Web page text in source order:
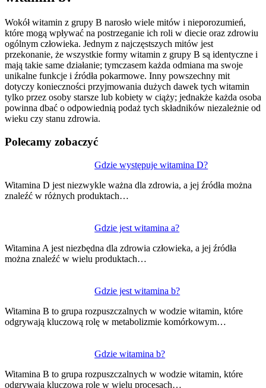
Wokół witamin z grupy B narosło wiele mitów i nieporozumień,
które mogą wpływać na postrzeganie ich roli w diecie oraz zdrowiu
ogólnym człowieka. Jednym z najczęstszych mitów jest
przekonanie, że wszystkie formy witamin z grupy B są identyczne i
mają takie same działanie; tymczasem każda odmiana ma swoje
unikalne funkcje i źródła pokarmowe. Inny powszechny mit
dotyczy konieczności przyjmowania dużych dawek tych witamin
tylko przez osoby starsze lub kobiety w ciąży; jednakże każda osoba
powinna dbać o odpowiednią podaż tych składników niezależnie od
wieku czy stanu zdrowia.
Polecamy zobaczyć
Gdzie występuje witamina D?
Witamina D jest niezwykle ważna dla zdrowia, a jej źródła można
znaleźć w różnych produktach…
Gdzie jest witamina a?
Witamina A jest niezbędna dla zdrowia człowieka, a jej źródła
można znaleźć w wielu produktach…
Gdzie jest witamina b?
Witamina B to grupa rozpuszczalnych w wodzie witamin, które
odgrywają kluczową rolę w metabolizmie komórkowym…
Gdzie witamina b?
Witamina B to grupa rozpuszczalnych w wodzie witamin, które
odgrywają kluczową rolę w wielu procesach…
wpisu